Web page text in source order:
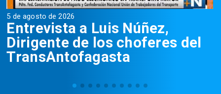
5 de agosto de 2026
Entrevista a Luis Núñez,
Dirigente de los choferes del
TransAntofagasta